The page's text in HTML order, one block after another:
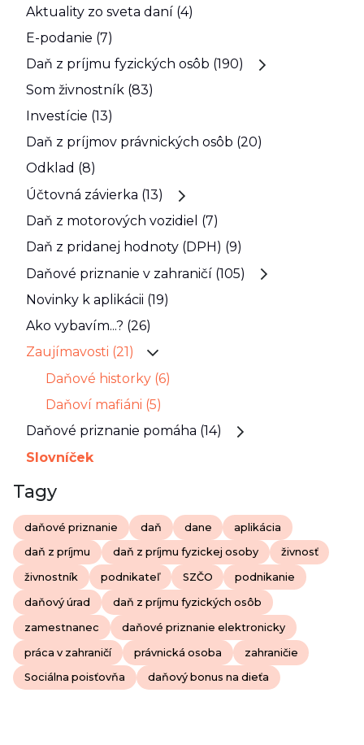
Aktuality zo sveta daní (4)
E-podanie (7)
Daň z príjmu fyzických osôb (190)
Som živnostník (83)
Investície (13)
Daň z príjmov právnických osôb (20)
Odklad (8)
Účtovná závierka (13)
Daň z motorových vozidiel (7)
Daň z pridanej hodnoty (DPH) (9)
Daňové priznanie v zahraničí (105)
Novinky k aplikácii (19)
Ako vybavím...? (26)
Zaujímavosti (21)
Daňové historky (6)
Daňoví mafiáni (5)
Daňové priznanie pomáha (14)
Slovníček
Tagy
daňové priznanie daň dane aplikácia
daň z príjmu daň z príjmu fyzickej osoby živnosť
živnostník podnikateľ SZČO podnikanie
daňový úrad daň z príjmu fyzických osôb
zamestnanec daňové priznanie elektronicky
práca v zahraničí právnická osoba zahraničie
Sociálna poisťovňa daňový bonus na dieťa